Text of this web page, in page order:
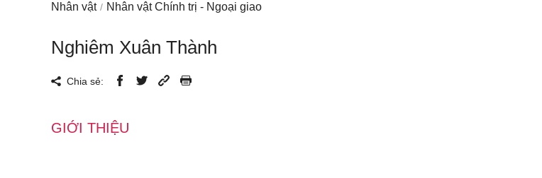
Nhân vật Nhân vật Chính trị - Ngoại giao
Nghiêm Xuân Thành
Chia sẻ:
GIỚI THIỆU